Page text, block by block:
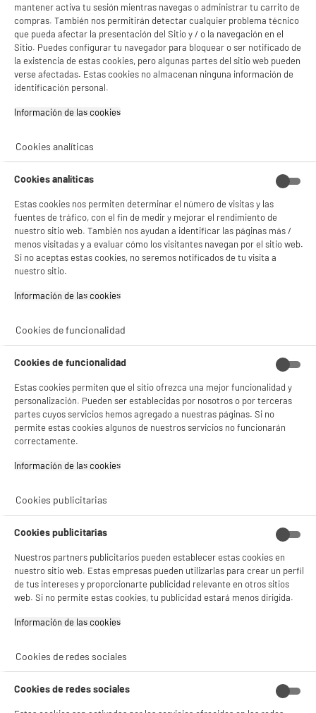
★★★★★
★★★★★
4.2/5(5 )
Cepillo dientes ORAL-B VITALITY Pro Kids
Spiderman
Tipo : Cepillo de dientes eléctrico infantil
Alimentación :
Número de movimientos por minuto :
29
NO SOLO TENEMOS LOS MEJORES PRECIOS
101.669 opiniones
ELECTRO DEPOT
4,26
SERVICIO POST VENTA ATENCIÓN AL CLIENTE
PREGUNTAS /
RESPUESTAS
5 TIENDAS A TU SERVICIO
ENVÍO Y RECOGIDA
Envío a domicilio: 3 - 5 días laborables
mantener activa tu sesión mientras navegas o administrar tu carrito de
compras. También nos permitirán detectar cualquier problema técnico
que pueda afectar la presentación del Sitio y / o la navegación en el
Sitio. Puedes configurar tu navegador para bloquear o ser notificado de
la existencia de estas cookies, pero algunas partes del sitio web pueden
verse afectadas. Estas cookies no almacenan ninguna información de
identificación personal.
Información de las cookies‎
Cookies analíticas
Cookies analíticas
Estas cookies nos permiten determinar el número de visitas y las
fuentes de tráfico, con el fin de medir y mejorar el rendimiento de
nuestro sitio web. También nos ayudan a identificar las páginas más /
menos visitadas y a evaluar cómo los visitantes navegan por el sitio web.
Si no aceptas estas cookies, no seremos notificados de tu visita a
nuestro sitio.
Información de las cookies‎
Cookies de funcionalidad
Cookies de funcionalidad
Estas cookies permiten que el sitio ofrezca una mejor funcionalidad y
personalización. Pueden ser establecidas por nosotros o por terceras
partes cuyos servicios hemos agregado a nuestras páginas. Si no
permite estas cookies algunos de nuestros servicios no funcionarán
correctamente.
Información de las cookies‎
Cookies publicitarias
Cookies publicitarias
Nuestros partners publicitarios pueden establecer estas cookies en
nuestro sitio web. Estas empresas pueden utilizarlas para crear un perfil
de tus intereses y proporcionarte publicidad relevante en otros sitios
web. Si no permite estas cookies, tu publicidad estará menos dirigida.
Información de las cookies‎
Cookies de redes sociales
Cookies de redes sociales